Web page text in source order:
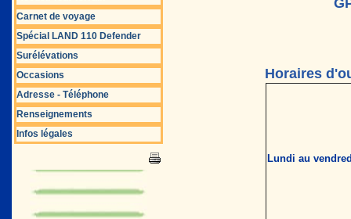
Carnet de voyage
Spécial LAND 110 Defender
Surélévations
Occasions
Adresse - Téléphone
Renseignements
Infos légales
Horaires
Lundi au